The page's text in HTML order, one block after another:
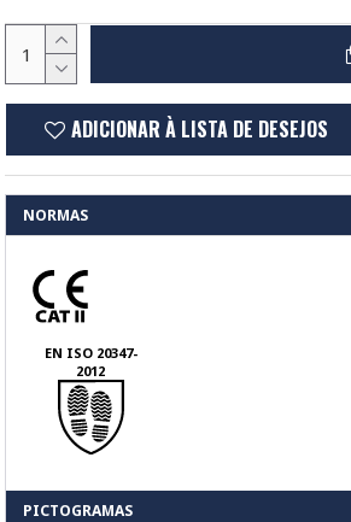
ADICIONAR À LISTA DE DESEJOS
NORMAS
EN ISO 20347-
2012
PICTOGRAMAS